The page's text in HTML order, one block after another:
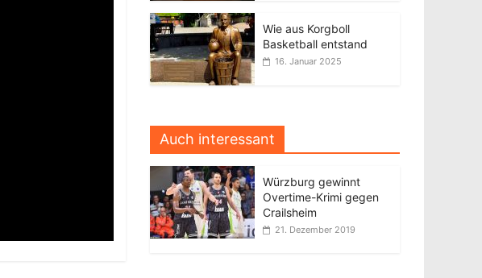
Wie aus Korgboll
Basketball entstand
16. Januar 2025
Auch interessant
Würzburg gewinnt
Overtime-Krimi gegen
Crailsheim
21. Dezember 2019